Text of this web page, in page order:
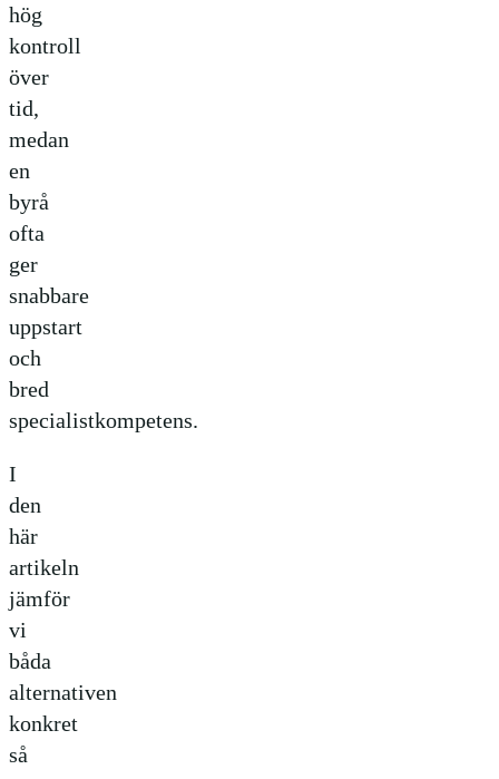
hög
kontroll
över
tid,
medan
en
byrå
ofta
ger
snabbare
uppstart
och
bred
specialistkompetens.
I
den
här
artikeln
jämför
vi
båda
alternativen
konkret
så